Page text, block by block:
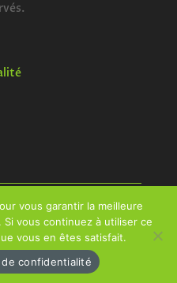
Horticoles – Conception
Hybris
vous garantir la meilleure
vous continuez à utiliser ce
vous en êtes satisfait.
de confidentialité